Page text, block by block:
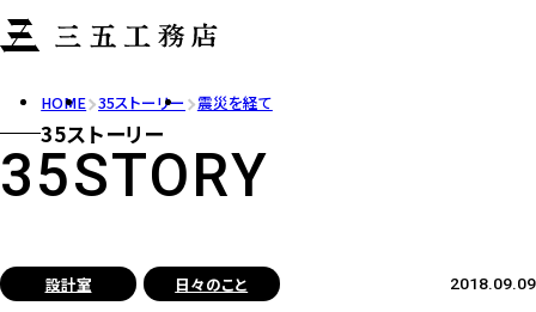
HOME 35ストーリー 震災を経て
35ストーリー
35STORY
設計室 日々のこと 2018.09.09